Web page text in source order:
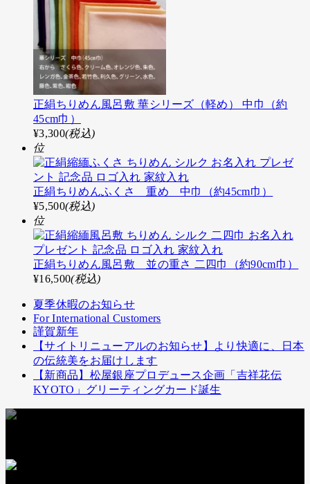
正絹ちりめん風呂敷 華シリーズ（軽め） 中巾（約
45cm巾）
¥3,300(税込)
位
正絹ちりめんふくさ 重め 中巾（約45cm巾）
¥5,500(税込)
位
正絹ちりめん風呂敷 並の重さ 二四巾（約90cm巾）
¥16,500(税込)
夏季休暇のお知らせ
For International Customers
謹賀新年
【サイトリニューアルのお知らせ】より快適に、日本
の伝統美をお届けします
【新商品】松屋銀座プロデュース企画「吉祥花伝
KYOTO」グリーティングカード誕生